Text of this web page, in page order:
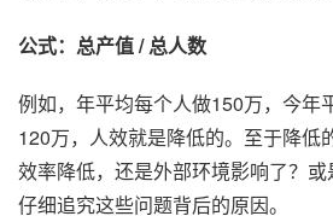
公式：总产值 / 总人数
例如，年平均每个人做150万，今年
120万，人效就是降低的。至于降低
效率降低，还是外部环境影响了？
仔细追究这些问题背后的原因。